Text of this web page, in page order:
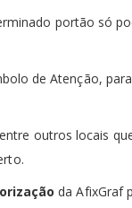
portão só
de Atenção,
outros locais
da AfixGraf